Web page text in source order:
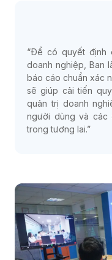
“Để có quyết định
doanh nghiệp, Ban
báo cáo chuẩn xác
sẽ giúp cải tiến
quản trị doanh
người dùng và các
trong tương lai.”